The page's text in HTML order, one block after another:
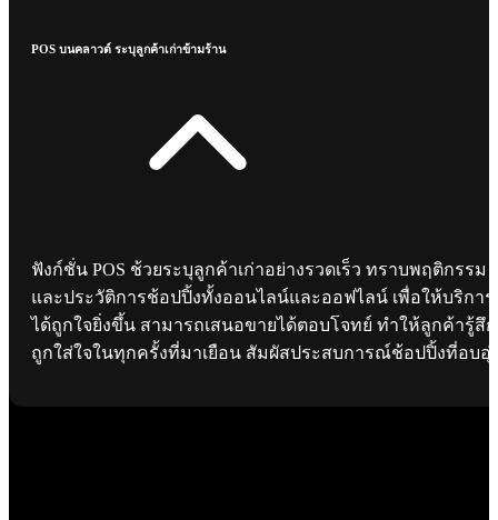
POS บนคลาวด์ ระบุลูกค้าเก่าข้ามร้าน
ฟังก์ชั่น POS ช้วยระบุลูกค้าเก่าอย่างรวดเร็ว ทราบพฤติกรรม
และประวัติการช้อปปิ้งทั้งออนไลน์และออฟไลน์ เพื่อให้บริการ
ได้ถูกใจยิ่งขึ้น สามารถเสนอขายได้ตอบโจทย์ ทำให้ลูกค้ารู้สึก
ถูกใส่ใจในทุกครั้งที่มาเยือน สัมผัสประสบการณ์ช้อปปิ้งที่อบอุ่